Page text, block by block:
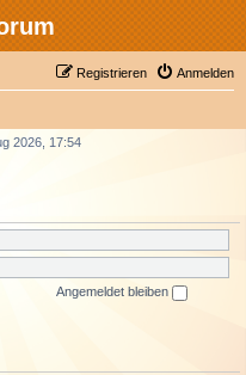
Anmelden
Registrieren
2026, 17:54
Angemeldet bleiben